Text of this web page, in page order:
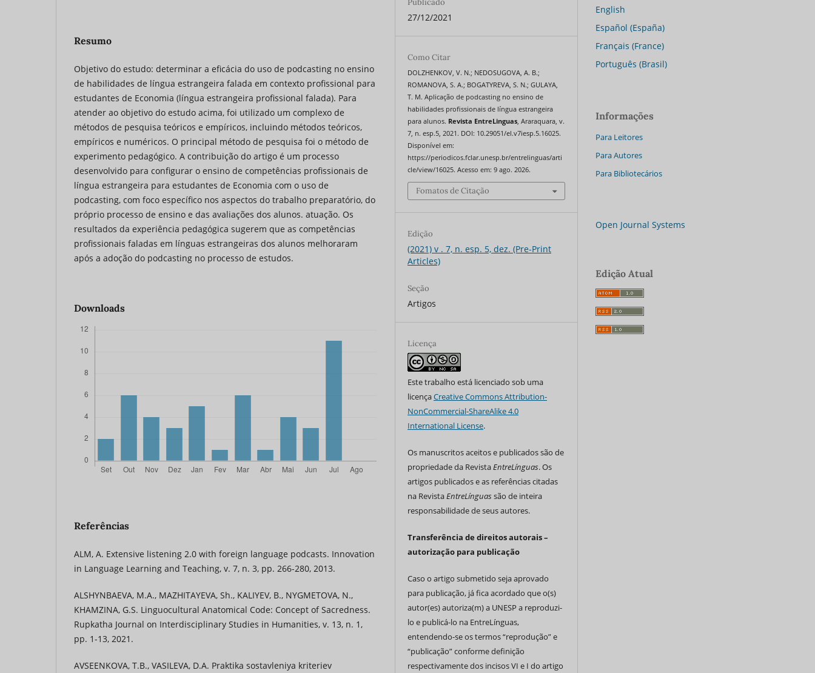
Resumo
Objetivo do estudo: determinar a eficácia do uso de podcasting no ensino
de habilidades de língua estrangeira falada em contexto profissional para
estudantes de Economia (língua estrangeira profissional falada). Para
atender ao objetivo do estudo acima, foi utilizado um complexo de
métodos de pesquisa teóricos e empíricos, incluindo métodos teóricos,
empíricos e numéricos. O principal método de pesquisa foi o método de
experimento pedagógico. A contribuição do artigo é um processo
desenvolvido para configurar o ensino de competências profissionais de
língua estrangeira para estudantes de Economia com o uso de
podcasting, com foco específico nos aspectos do trabalho preparatório, do
próprio processo de ensino e das avaliações dos alunos. atuação. Os
resultados da experiência pedagógica sugerem que as competências
profissionais faladas em línguas estrangeiras dos alunos melhoraram
após a adoção do podcasting no processo de estudos.
Downloads
Referências
ALM, A. Extensive listening 2.0 with foreign language podcasts. Innovation
in Language Learning and Teaching, v. 7, n. 3, pp. 266-280, 2013.
ALSHYNBAEVA, M.A., MAZHITAYEVA, Sh., KALIYEV, B., NYGMETOVA, N.,
KHAMZINA, G.S. Linguocultural Anatomical Code: Concept of Sacredness.
Rupkatha Journal on Interdisciplinary Studies in Humanities, v. 13, n. 1,
pp. 1-13, 2021.
AVSEENKOVA, T.B., VASILEVA, D.A. Praktika sostavleniya kriteriev
27/12/2021
Como Citar
DOLZHENKOV, V. N.; NEDOSUGOVA, A. B.;
ROMANOVA, S. A.; BOGATYREVA, S. N.; GULAYA,
T. M. Aplicação de podcasting no ensino de
habilidades profissionais de língua estrangeira
para alunos. Revista EntreLinguas , Araraquara, v.
7, n. esp.5, 2021. DOI: 10.29051/el.v7iesp.5.16025.
Disponível em:
https://periodicos.fclar.unesp.br/entrelinguas/arti
cle/view/16025. Acesso em: 9 ago. 2026.
Fomatos de Citação
Edição
(2021) v . 7, n. esp. 5, dez. (Pre-Print
Articles)
Seção
Artigos
Licença
Este trabalho está licenciado sob uma
licençaCreative Commons Attribution-
NonCommercial-ShareAlike 4.0
International License.
Os manuscritos aceitos e publicados são de
propriedade da RevistaEntreLínguas. Os
artigos publicados e as referências citadas
na RevistaEntreLínguas são de inteira
responsabilidade de seus autores.
Transferência de direitos autorais –
autorização para publicação
Caso o artigo submetido seja aprovado
para publicação, já fica acordado que o(s)
autor(es) autoriza(m) a UNESP a reproduzi-
lo e publicá-lo na EntreLínguas,
entendendo-se os termos “reprodução” e
“publicação” conforme definição
respectivamente dos incisos VI e I do artigo
English
Español (España)
Français (France)
Português (Brasil)
Informações
Para Leitores
Para Autores
Para Bibliotecários
Open Journal Systems
Edição Atual